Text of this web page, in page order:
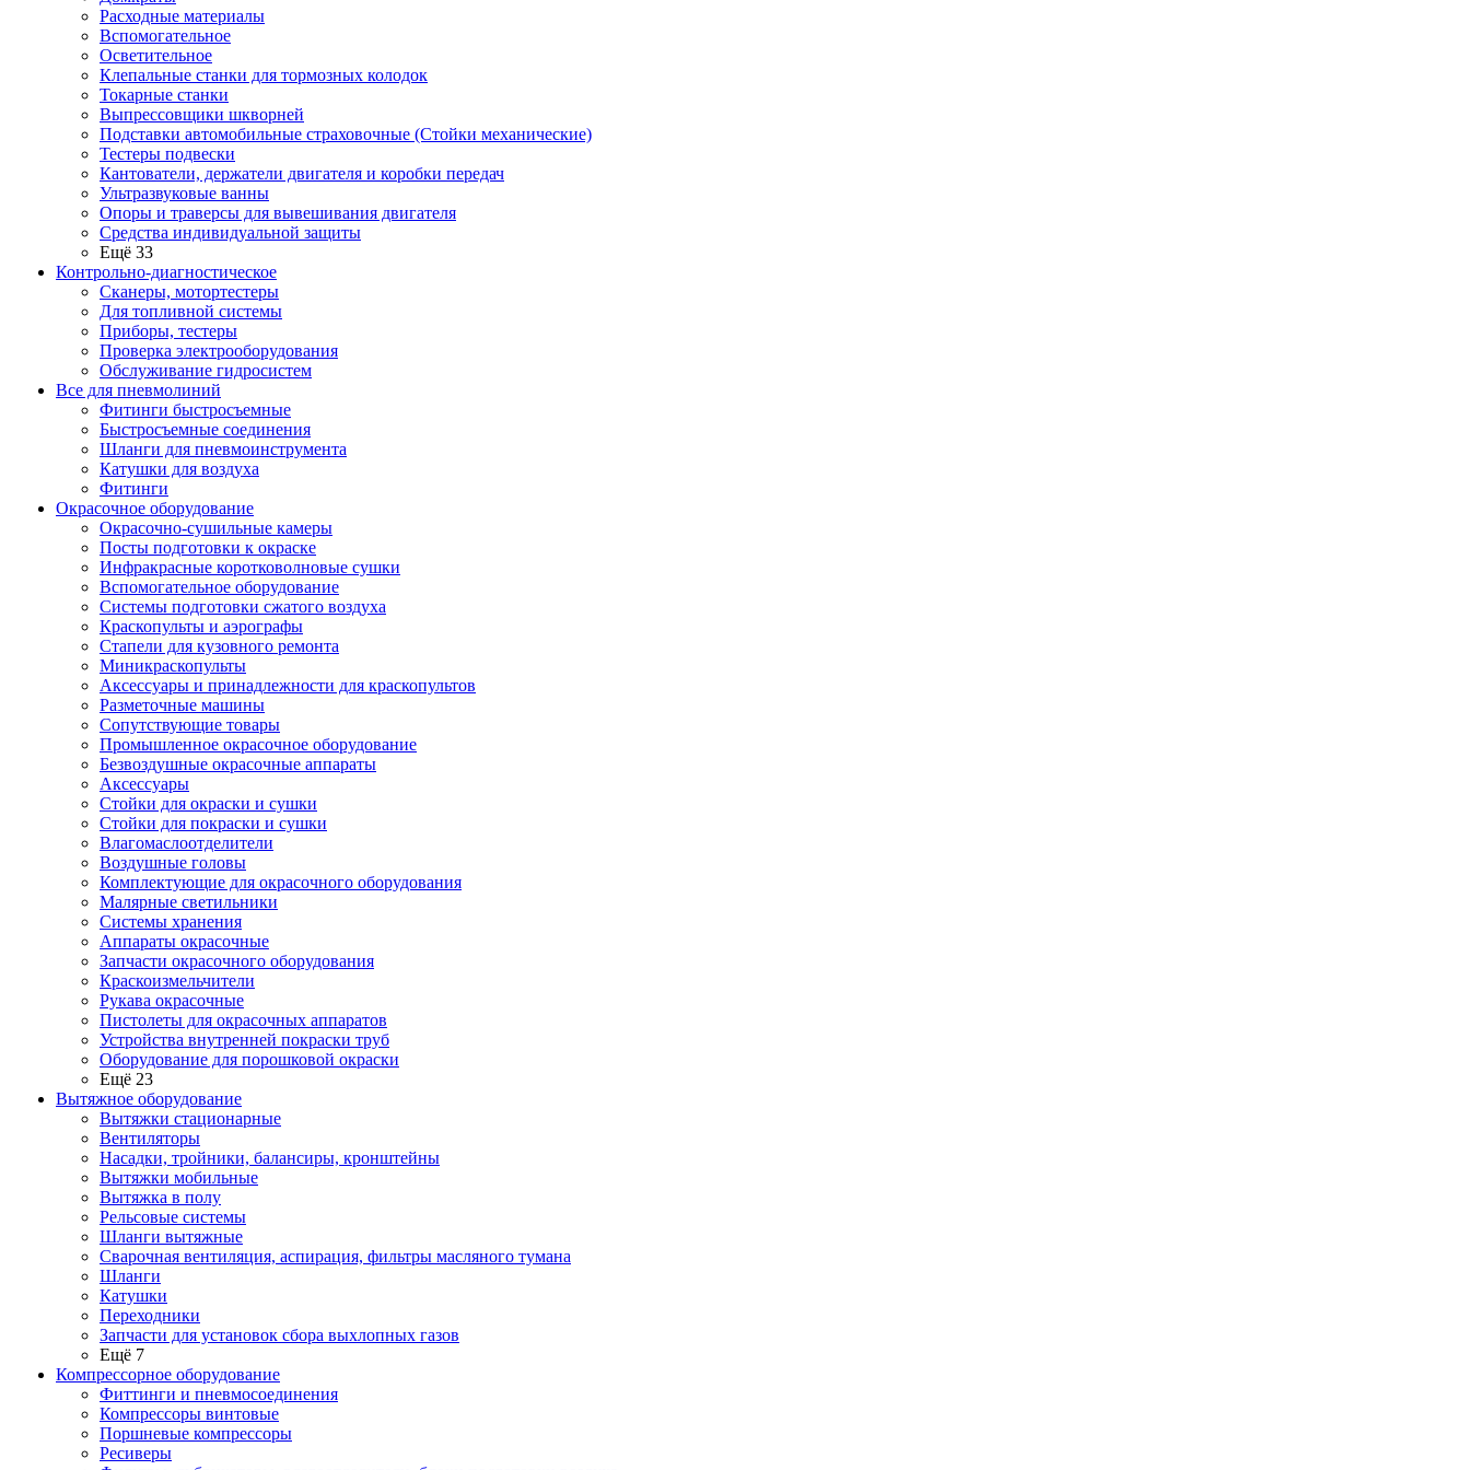
Расходные материалы
Вспомогательное
Осветительное
Клепальные станки для тормозных колодок
Токарные станки
Выпрессовщики шкворней
Подставки автомобильные страховочные (Стойки механические)
Тестеры подвески
Кантователи, держатели двигателя и коробки передач
Ультразвуковые ванны
Опоры и траверсы для вывешивания двигателя
Средства индивидуальной защиты
Ещё 33
Контрольно-диагностическое
Сканеры, мотортестеры
Для топливной системы
Приборы, тестеры
Проверка электрооборудования
Обслуживание гидросистем
Все для пневмолиний
Фитинги быстросъемные
Быстросъемные соединения
Шланги для пневмоинструмента
Катушки для воздуха
Фитинги
Окрасочное оборудование
Окрасочно-сушильные камеры
Посты подготовки к окраске
Инфракрасные коротковолновые сушки
Вспомогательное оборудование
Системы подготовки сжатого воздуха
Краскопульты и аэрографы
Стапели для кузовного ремонта
Миникраскопульты
Аксессуары и принадлежности для краскопультов
Разметочные машины
Сопутствующие товары
Промышленное окрасочное оборудование
Безвоздушные окрасочные аппараты
Аксессуары
Стойки для окраски и сушки
Стойки для покраски и сушки
Влагомаслоотделители
Воздушные головы
Комплектующие для окрасочного оборудования
Малярные светильники
Системы хранения
Аппараты окрасочные
Запчасти окрасочного оборудования
Краскоизмельчители
Рукава окрасочные
Пистолеты для окрасочных аппаратов
Устройства внутренней покраски труб
Оборудование для порошковой окраски
Ещё 23
Вытяжное оборудование
Вытяжки стационарные
Вентиляторы
Насадки, тройники, балансиры, кронштейны
Вытяжки мобильные
Вытяжка в полу
Рельсовые системы
Шланги вытяжные
Сварочная вентиляция, аспирация, фильтры масляного тумана
Шланги
Катушки
Переходники
Запчасти для установок сбора выхлопных газов
Ещё 7
Компрессорное оборудование
Фиттинги и пневмосоединения
Компрессоры винтовые
Поршневые компрессоры
Ресиверы